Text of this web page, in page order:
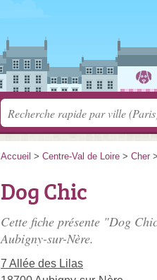
Accueil > Centre-Val de Loire > Cher >
Dog Chic
Cette fiche présente "Dog
Aubigny-sur-Nère.
7 Allée des Lilas